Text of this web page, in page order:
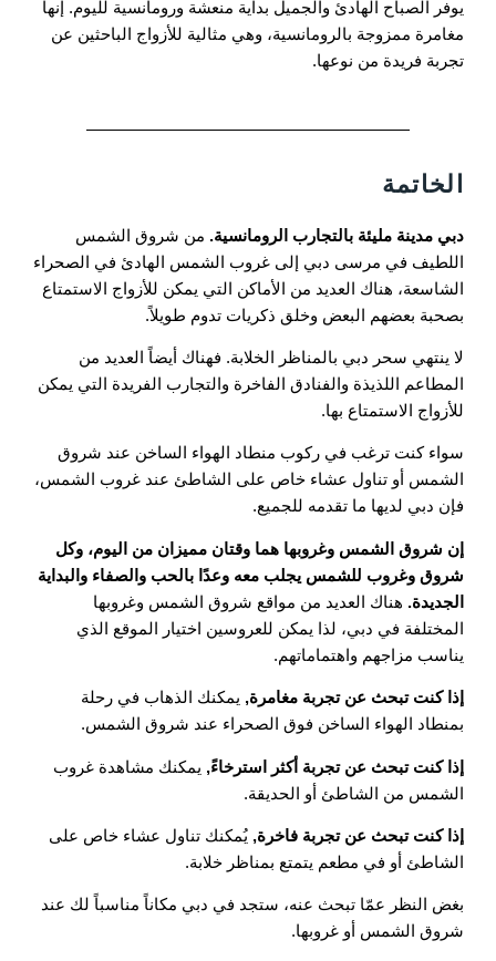
يوفر الصباح الهادئ والجميل بداية منعشة ورومانسية لليوم. إنها
مغامرة ممزوجة بالرومانسية، وهي مثالية للأزواج الباحثين عن
تجربة فريدة من نوعها.
الخاتمة
دبي مدينة مليئة بالتجارب الرومانسية. من شروق الشمس
اللطيف في مرسى دبي إلى غروب الشمس الهادئ في الصحراء
الشاسعة، هناك العديد من الأماكن التي يمكن للأزواج الاستمتاع
بصحبة بعضهم البعض وخلق ذكريات تدوم طويلاً.
لا ينتهي سحر دبي بالمناظر الخلابة. فهناك أيضاً العديد من
المطاعم اللذيذة والفنادق الفاخرة والتجارب الفريدة التي يمكن
للأزواج الاستمتاع بها.
سواء كنت ترغب في ركوب منطاد الهواء الساخن عند شروق
الشمس أو تناول عشاء خاص على الشاطئ عند غروب الشمس،
فإن دبي لديها ما تقدمه للجميع.
إن شروق الشمس وغروبها هما وقتان مميزان من اليوم، وكل
شروق وغروب للشمس يجلب معه وعدًا بالحب والصفاء والبداية
الجديدة. هناك العديد من مواقع شروق الشمس وغروبها
المختلفة في دبي، لذا يمكن للعروسين اختيار الموقع الذي
يناسب مزاجهم واهتماماتهم.
إذا كنت تبحث عن تجربة مغامرة, يمكنك الذهاب في رحلة
بمنطاد الهواء الساخن فوق الصحراء عند شروق الشمس.
إذا كنت تبحث عن تجربة أكثر استرخاءً, يمكنك مشاهدة غروب
الشمس من الشاطئ أو الحديقة.
إذا كنت تبحث عن تجربة فاخرة, يُمكنك تناول عشاء خاص على
الشاطئ أو في مطعم يتمتع بمناظر خلابة.
بغض النظر عمّا تبحث عنه، ستجد في دبي مكاناً مناسباً لك عند
شروق الشمس أو غروبها.